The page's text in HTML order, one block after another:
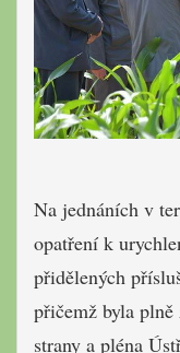
Na jednáních v
opatření k
přidělených
přičemž byla
strany a pléna